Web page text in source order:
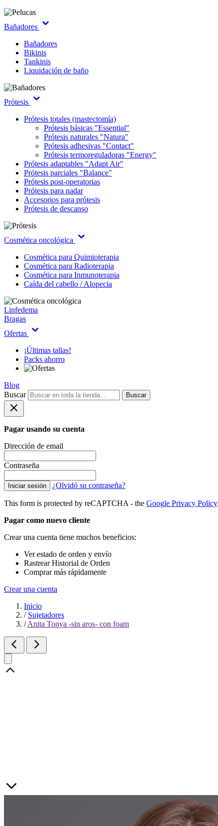
Bañadores
Bañadores
Bikinis
Tankinis
Liquidación de baño
Prótesis
Prótesis totales (mastectomía)
Prótesis básicas "Essential"
Prótesis naturales "Natura"
Prótesis adhesivas "Contact"
Prótesis termoreguladoras "Energy"
Prótesis adaptables "Adapt Air"
Prótesis parciales "Balance"
Prótesis post-operatorias
Prótesis para nadar
Accesorios para prótesis
Prótesis de descanso
Cosmética oncológica
Cosmética para Quimioterapia
Cosmética para Radioterapia
Cosmética para Inmunoterapia
Caída del cabello / Alopecia
Linfedema
Bragas
Ofertas
¡Últimas tallas!
Packs ahorro
Blog
Buscar
Buscar
Pagar usando su cuenta
Dirección de email
Contraseña
Iniciar sesión ¿Olvidó su contraseña?
This form is protected by reCAPTCHA - the Google Privacy Policy
Pagar como nuevo cliente
Crear una cuenta tiene muchos beneficios:
Ver estado de orden y envío
Rastrear Historial de Orden
Comprar más rápidamente
Crear una cuenta
Inicio
/ Sujetadores
/ Anita Tonya -sin aros- con foam